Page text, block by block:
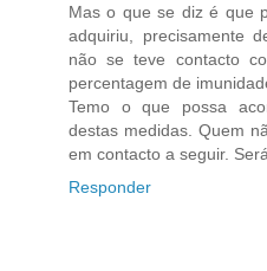
Mas o que se diz é que
adquiriu, precisamente
não se teve contacto
percentagem de
Temo o que possa
destas medidas. Quem
em contacto a seguir.
Responder